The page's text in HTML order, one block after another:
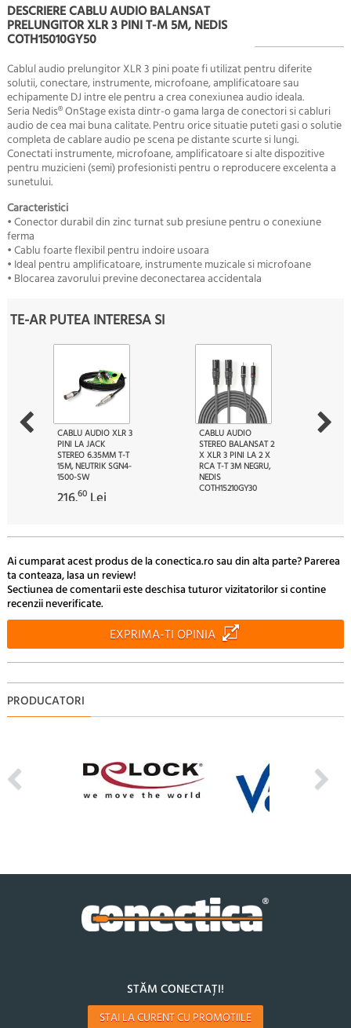
DESCRIERE CABLU AUDIO BALANSAT
PRELUNGITOR XLR 3 PINI T-M 5M, NEDIS
COTH15010GY50
Cablul audio prelungitor XLR 3 pini poate fi utilizat pentru diferite
solutii, conectare, instrumente, microfoane, amplificatoare sau
echipamente DJ intre ele pentru a crea conexiunea audio ideala.
Seria Nedis® OnStage exista dintr-o gama larga de conectori si cabluri
audio de cea mai buna calitate. Pentru orice situatie puteti gasi o solutie
completa de cablare audio pe scena pe distante scurte si lungi.
Conectati instrumente, microfoane, amplificatoare si alte dispozitive
pentru muzicieni (semi) profesionisti pentru o reproducere excelenta a
sunetului.
Caracteristici
• Conector durabil din zinc turnat sub presiune pentru o conexiune
ferma
• Cablu foarte flexibil pentru indoire usoara
• Ideal pentru amplificatoare, instrumente muzicale si microfoane
• Blocarea zavorului previne deconectarea accidentala
TE-AR PUTEA INTERESA SI
CABLU AUDIO XLR 3
PINI LA JACK
STEREO 6.35MM T-T
15M, NEUTRIK SGN4-
1500-SW
216.60 Lei
CABLU AUDIO
STEREO BALANSAT 2
X XLR 3 PINI LA 2 X
RCA T-T 3M NEGRU,
NEDIS
COTH15210GY30
Ai cumparat acest produs de la conectica.ro sau din alta parte? Parerea
ta conteaza, lasa un review!
Sectiunea de comentarii este deschisa tuturor vizitatorilor si contine
recenzii neverificate.
EXPRIMA-TI OPINIA
PRODUCATORI
STĂM CONECTAȚI!
STAI LA CURENT CU PROMOTIILE